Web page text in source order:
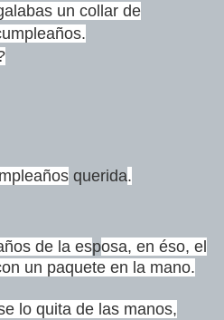
un collar de
querida.
de la esposa, en éso, el
un paquete en la mano.
lo quita de las manos,